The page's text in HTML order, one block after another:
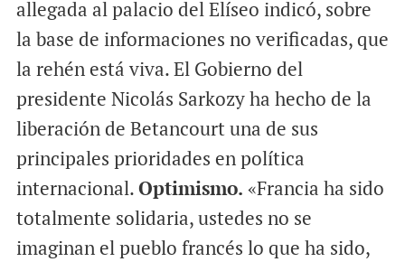
allegada al palacio del Elíseo indicó, sobre
la base de informaciones no verificadas, que
la rehén está viva. El Gobierno del
presidente Nicolás Sarkozy ha hecho de la
liberación de Betancourt una de sus
principales prioridades en política
internacional.Optimismo. «Francia ha sido
totalmente solidaria, ustedes no se
imaginan el pueblo francés lo que ha sido,